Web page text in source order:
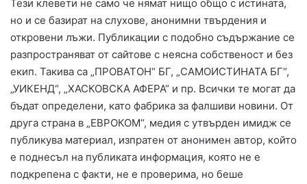
Тези клевети не само че нямат нищо общо с истината,
но и се базират на слухове, анонимни твърдения и
откровени лъжи. Публикации с подобно съдържание се
разпространяват от сайтове с неясна собственост и без
екип. Такива са „ПРОВАТОН“ БГ, „САМОИСТИНАТА БГ“,
„УИКЕНД“, „ХАСКОВСКА АФЕРА“ и пр. Всички те могат да
бъдат определени, като фабрика за фалшиви новини. От
друга страна в „ЕВРОКОМ“, медия с утвърден имидж се
публикува материал, изпратен от анонимен автор, който
е поднесъл на публиката информация, която не е
подкрепена с факти, не е проверима, но беше